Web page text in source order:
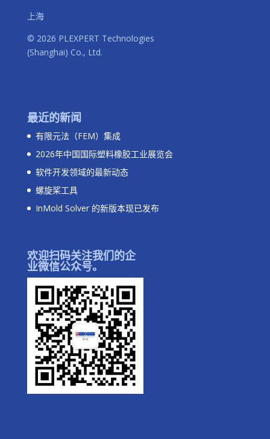
上海
© 2026 PLEXPERT Technologies
(Shanghai) Co., Ltd.
最近的新闻
有限元法（FEM）集成
2026年中国国际塑料橡胶工业展览会
软件开发领域的最新动态
螺旋桨工具
InMold Solver 的新版本现已发布
欢迎扫码关注我们的企
业微信公众号。